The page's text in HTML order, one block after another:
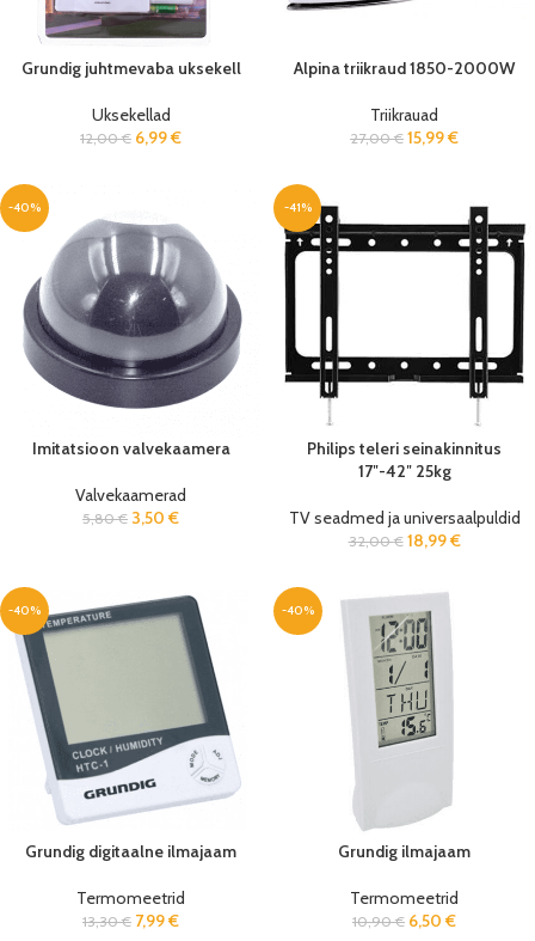
Grundig juhtmevaba uksekell
Uksekellad
12,00€ 6,99€
Alpina triikraud 1850-2000W
Triikrauad
27,00€ 15,99€
-40%
Imitatsioon valvekaamera
Valvekaamerad
5,80€ 3,50 €
-41%
Philips teleri seinakinnitus
17″-42″ 25kg
TV seadmed ja universaalpuldid
32,00€ 18,99€
-40%
Grundig digitaalne ilmajaam
Termomeetrid
13,30€ 7,99€
-40%
Grundig ilmajaam
Termomeetrid
10,90€ 6,50 €